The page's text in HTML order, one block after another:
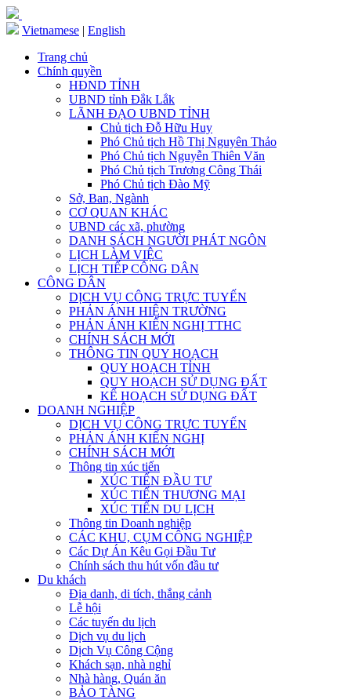
Vietnamese | English
Trang chủ
Chính quyền
HĐND TỈNH
UBND tỉnh Đắk Lắk
LÃNH ĐẠO UBND TỈNH
Chủ tịch Đỗ Hữu Huy
Phó Chủ tịch Hồ Thị Nguyên Thảo
Phó Chủ tịch Nguyễn Thiên Văn
Phó Chủ tịch Trương Công Thái
Phó Chủ tịch Đào Mỹ
Sở, Ban, Ngành
CƠ QUAN KHÁC
UBND các xã, phường
DANH SÁCH NGƯỜI PHÁT NGÔN
LỊCH LÀM VIỆC
LỊCH TIẾP CÔNG DÂN
CÔNG DÂN
DỊCH VỤ CÔNG TRỰC TUYẾN
PHẢN ÁNH HIỆN TRƯỜNG
PHẢN ÁNH KIẾN NGHỊ TTHC
CHÍNH SÁCH MỚI
THÔNG TIN QUY HOẠCH
QUY HOẠCH TỈNH
QUY HOẠCH SỬ DỤNG ĐẤT
KẾ HOẠCH SỬ DỤNG ĐẤT
DOANH NGHIỆP
DỊCH VỤ CÔNG TRỰC TUYẾN
PHẢN ÁNH KIẾN NGHỊ
CHÍNH SÁCH MỚI
Thông tin xúc tiến
XÚC TIẾN ĐẦU TƯ
XÚC TIẾN THƯƠNG MẠI
XÚC TIẾN DU LỊCH
Thông tin Doanh nghiệp
CÁC KHU, CỤM CÔNG NGHIỆP
Các Dự Án Kêu Gọi Đầu Tư
Chính sách thu hút vốn đầu tư
Du khách
Địa danh, di tích, thắng cảnh
Lễ hội
Các tuyến du lịch
Dịch vụ du lịch
Dịch Vụ Công Cộng
Khách sạn, nhà nghỉ
Nhà hàng, Quán ăn
BẢO TÀNG